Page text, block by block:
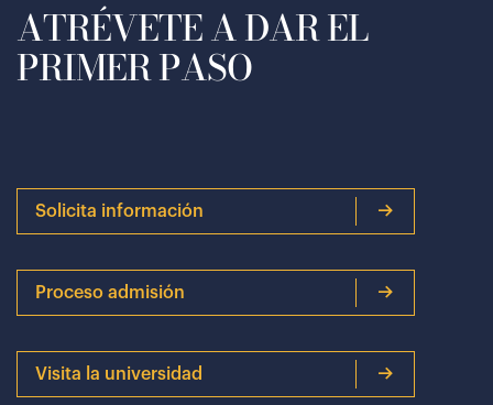
ATRÉVETE A DAR EL
PRIMER PASO
Solicita información
Proceso admisión
Visita la universidad